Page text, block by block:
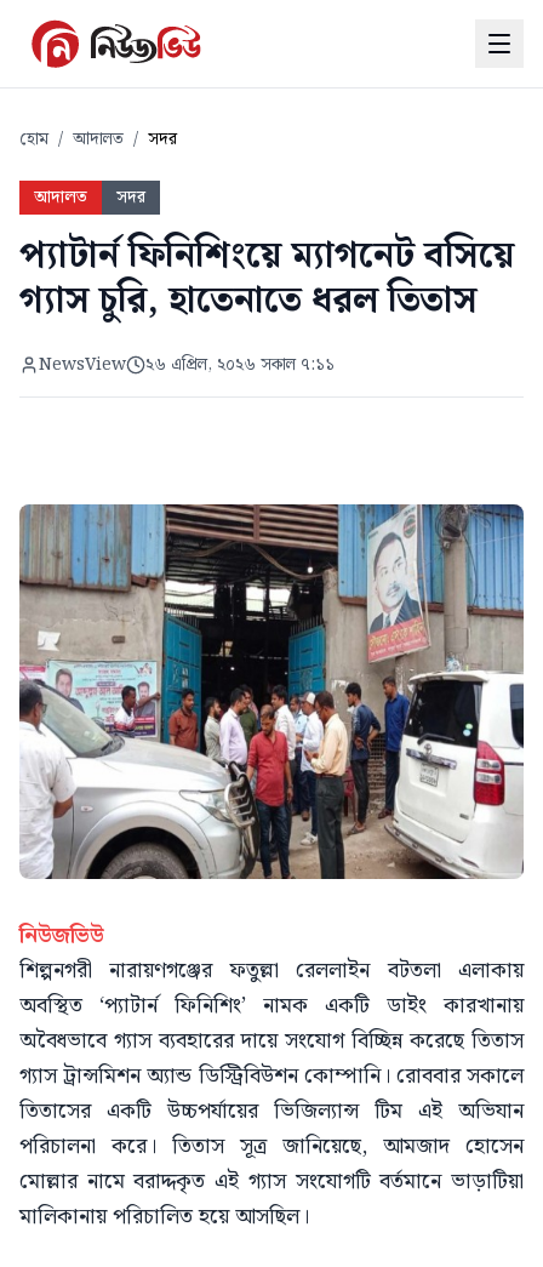
হোম / আদালত / সদর
আদালত সদর
প্যাটার্ন ফিনিশিংয়ে ম্যাগনেট বসিয়ে
গ্যাস চুরি, হাতেনাতে ধরল তিতাস
NewsView ২৬ এপ্রিল, ২০২৬ সকাল ৭:১১
নিউজভিউ
শিল্পনগরী নারায়ণগঞ্জের ফতুল্লা রেললাইন বটতলা এলাকায়
অবস্থিত ‘প্যাটার্ন ফিনিশিং’ নামক একটি ডাইং কারখানায়
অবৈধভাবে গ্যাস ব্যবহারের দায়ে সংযোগ বিচ্ছিন্ন করেছে তিতাস
গ্যাস ট্রান্সমিশন অ্যান্ড ডিস্ট্রিবিউশন কোম্পানি। রোববার সকালে
তিতাসের একটি উচ্চপর্যায়ের ভিজিল্যান্স টিম এই অভিযান
পরিচালনা করে। তিতাস সূত্র জানিয়েছে, আমজাদ হোসেন
মোল্লার নামে বরাদ্দকৃত এই গ্যাস সংযোগটি বর্তমানে ভাড়াটিয়া
মালিকানায় পরিচালিত হয়ে আসছিল।